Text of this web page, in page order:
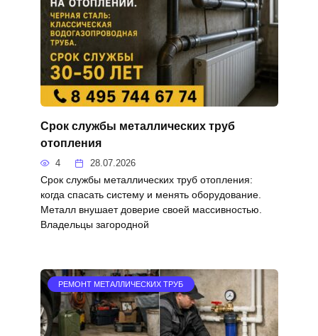
Срок службы металлических труб
отопления
4 28.07.2026
Срок службы металлических труб отопления:
когда спасать систему и менять оборудование.
Металл внушает доверие своей массивностью.
Владельцы загородной
РЕМОНТ МЕТАЛЛИЧЕСКИХ ТРУБ